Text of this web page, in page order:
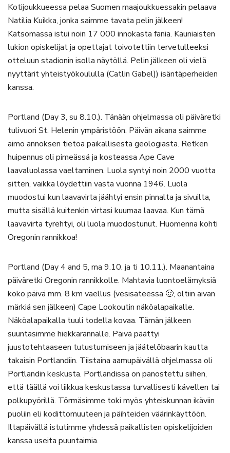
Kotijoukkueessa pelaa Suomen maajoukkuessakin pelaava
Natilia Kuikka, jonka saimme tavata pelin jälkeen!
Katsomassa istui noin 17 000 innokasta fania. Kauniaisten
lukion opiskelijat ja opettajat toivotettiin tervetulleeksi
otteluun stadionin isolla näytöllä. Pelin jälkeen oli vielä
nyyttärit yhteistyökoululla (Catlin Gabel)) isäntäperheiden
kanssa.
Portland (Day 3, su 8.10.). Tänään ohjelmassa oli päiväretki
tulivuori St. Helenin ympäristöön. Päivän aikana saimme
aimo annoksen tietoa paikallisesta geologiasta. Retken
huipennus oli pimeässä ja kosteassa Ape Cave
laavaluolassa vaeltaminen. Luola syntyi noin 2000 vuotta
sitten, vaikka löydettiin vasta vuonna 1946. Luola
muodostui kun laavavirta jäähtyi ensin pinnalta ja sivuilta,
mutta sisällä kuitenkin virtasi kuumaa laavaa. Kun tämä
laavavirta tyrehtyi, oli luola muodostunut. Huomenna kohti
Oregonin rannikkoa!
Portland (Day 4 and 5, ma 9.10. ja ti 10.11.). Maanantaina
päiväretki Oregonin rannikkolle. Mahtavia luontoelämyksiä
koko päivä mm. 8 km vaellus (vesisateessa 🙂, oltiin aivan
märkiä sen jälkeen) Cape Lookoutin näköalapaikalle.
Näköalapaikalla tuuli todella kovaa. Tämän jälkeen
suuntasimme hiekkarannalle. Päivä päättyi
juustotehtaaseen tutustumiseen ja jäätelöbaarin kautta
takaisin Portlandiin. Tiistaina aamupäivällä ohjelmassa oli
Portlandin keskusta. Portlandissa on panostettu siihen,
että täällä voi liikkua keskustassa turvallisesti kävellen tai
polkupyörillä. Törmäsimme toki myös yhteiskunnan ikäviin
puoliin eli kodittomuuteen ja päihteiden väärinkäyttöön.
Iltapäivällä istutimme yhdessä paikallisten opiskelijoiden
kanssa useita puuntaimia.